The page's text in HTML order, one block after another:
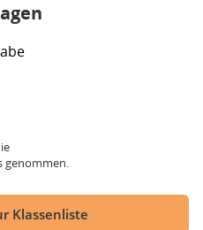
genommen.
Klassenliste